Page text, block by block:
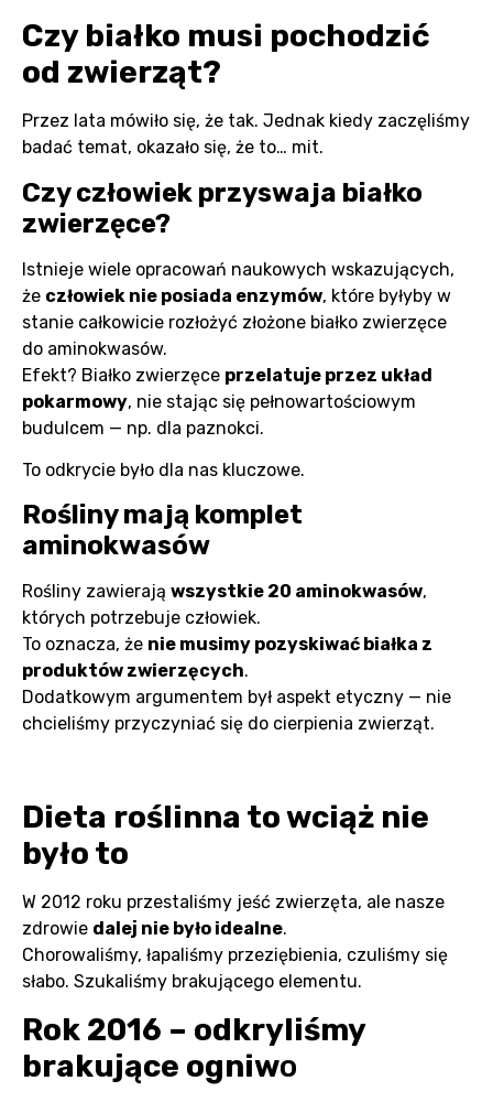
Czy białko musi pochodzić
od zwierząt?
Przez lata mówiło się, że tak. Jednak kiedy zaczęliśmy
badać temat, okazało się, że to… mit.
Czy człowiek przyswaja białko
zwierzęce?
Istnieje wiele opracowań naukowych wskazujących,
że człowiek nie posiada enzymów, które byłyby w
stanie całkowicie rozłożyć złożone białko zwierzęce
do aminokwasów.
Efekt? Białko zwierzęce przelatuje przez układ
pokarmowy, nie stając się pełnowartościowym
budulcem — np. dla paznokci.
To odkrycie było dla nas kluczowe.
Rośliny mają komplet
aminokwasów
Rośliny zawierają wszystkie 20 aminokwasów,
których potrzebuje człowiek.
To oznacza, że nie musimy pozyskiwać białka z
produktów zwierzęcych.
Dodatkowym argumentem był aspekt etyczny — nie
chcieliśmy przyczyniać się do cierpienia zwierząt.
Dieta roślinna to wciąż nie
było to
W 2012 roku przestaliśmy jeść zwierzęta, ale nasze
zdrowie dalej nie było idealne.
Chorowaliśmy, łapaliśmy przeziębienia, czuliśmy się
słabo. Szukaliśmy brakującego elementu.
Rok 2016 – odkryliśmy
brakujące ogniwo